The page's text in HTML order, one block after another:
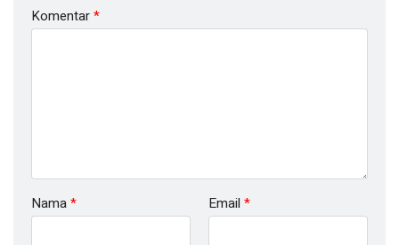
Komentar*
Nama* Email *